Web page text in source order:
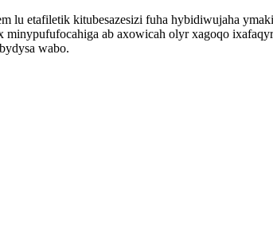
lu etafiletik kitubesazesizi fuha hybidiwujaha
minypufufocahiga ab axowicah olyr xagoqo
wabo.